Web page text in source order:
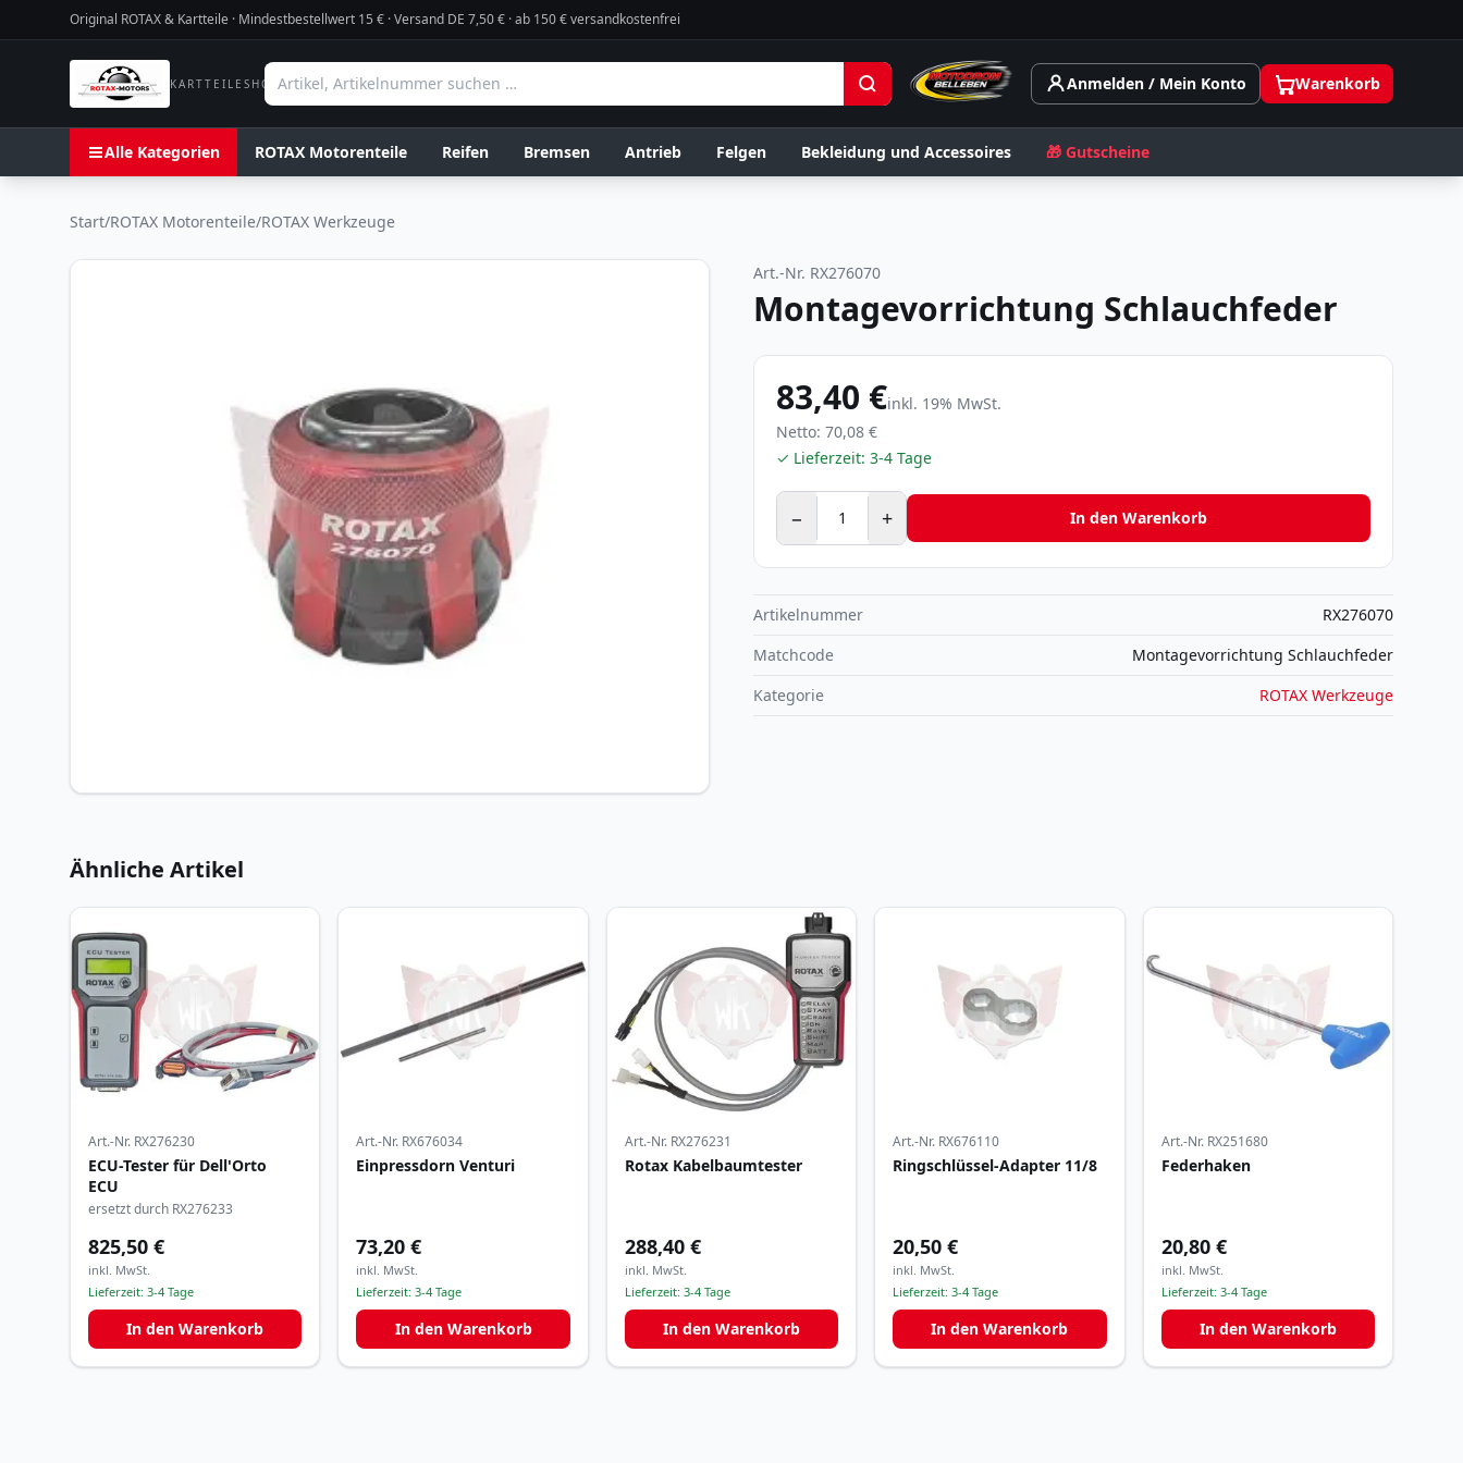
Original ROTAX & Kartteile · Mindestbestellwert 15 € · Versand DE 7,50 € · ab 150 € versandkostenfrei
KARTTEILESHOP Anmelden / Mein Konto Warenkorb
Alle Kategorien ROTAX Motorenteile Reifen Bremsen Antrieb Felgen Bekleidung und Accessoires 🎁 Gutscheine
Start/ROTAX Motorenteile/ROTAX Werkzeuge
Art.-Nr. RX276070
Montagevorrichtung Schlauchfeder
83,40 €inkl. 19% MwSt.
Netto: 70,08 €
✓ Lieferzeit: 3-4 Tage
− + In den Warenkorb
Artikelnummer
RX276070
Matchcode
Montagevorrichtung Schlauchfeder
Kategorie
ROTAX Werkzeuge
Ähnliche Artikel
Art.-Nr. RX276230
ECU-Tester für Dell'Orto
ECU
ersetzt durch RX276233
825,50 €
inkl. MwSt.
Lieferzeit: 3-4 Tage
In den Warenkorb
Art.-Nr. RX676034
Einpressdorn Venturi
73,20 €
inkl. MwSt.
Lieferzeit:3-4 Tage
In den Warenkorb
Art.-Nr. RX276231
Rotax Kabelbaumtester
288,40 €
inkl. MwSt.
Lieferzeit: 3-4 Tage
In den Warenkorb
Art.-Nr. RX676110
Ringschlüssel-Adapter 11/8
20,50 €
inkl. MwSt.
Lieferzeit:3-4 Tage
In den Warenkorb
Art.-Nr. RX251680
Federhaken
20,80 €
inkl. MwSt.
Lieferzeit: 3-4 Tage
In den Warenkorb